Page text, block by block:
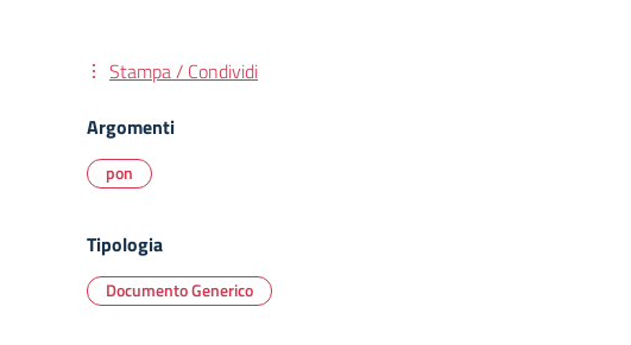
Stampa / Condividi
Argomenti
pon
Tipologia
Documento Generico